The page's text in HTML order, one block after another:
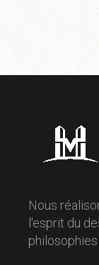
Nous
l'esprit du